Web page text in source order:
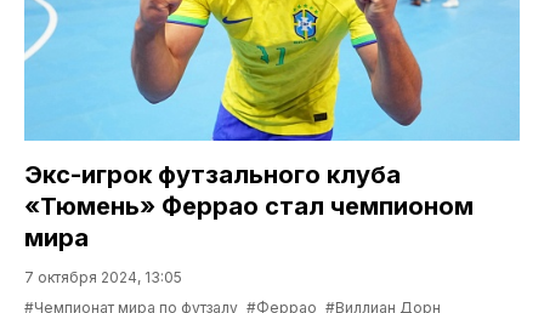
Экс-игрок футзального клуба
«Тюмень» Феррао стал чемпионом
мира
7 октября 2024, 13:05
#Чемпионат мира по футзалу #Феррао #Виллиан Дорн